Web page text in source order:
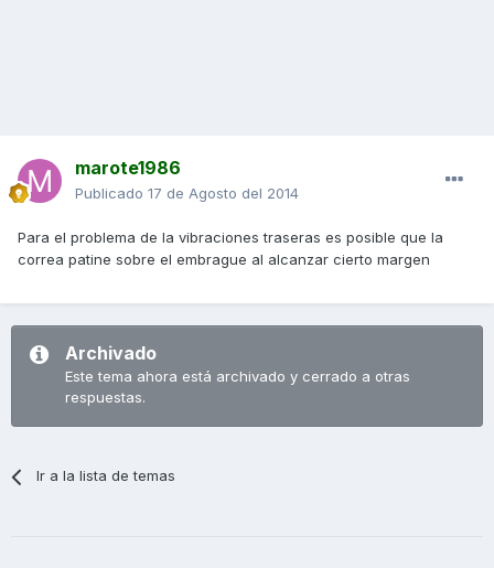
marote1986
Publicado 17 de Agosto del 2014
Para el problema de la vibraciones traseras es posible que la
correa patine sobre el embrague al alcanzar cierto margen
Archivado
Este tema ahora está archivado y cerrado a otras
respuestas.
Ir a la lista de temas